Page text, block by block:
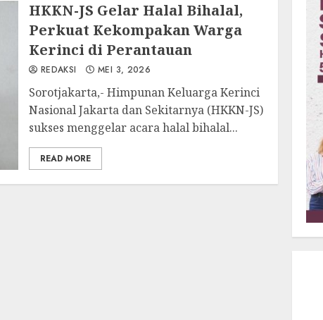
HKKN-JS Gelar Halal Bihalal,
Perkuat Kekompakan Warga
Kerinci di Perantauan
REDAKSI MEI 3, 2026
Sorotjakarta,- Himpunan Keluarga Kerinci
Nasional Jakarta dan Sekitarnya (HKKN-JS)
sukses menggelar acara halal bihalal...
READ MORE